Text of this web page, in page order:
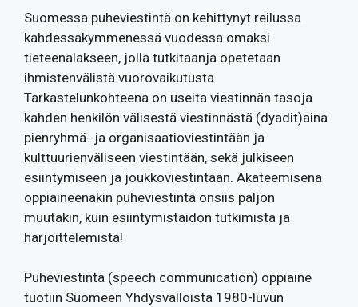
Suomessa puheviestintä on kehittynyt reilussa
kahdessakymmenessä vuodessa omaksi
tieteenalakseen, jolla tutkitaanja opetetaan
ihmistenvälistä vuorovaikutusta.
Tarkastelunkohteena on useita viestinnän tasoja
kahden henkilön välisestä viestinnästä (dyadit)aina
pienryhmä- ja organisaatioviestintään ja
kulttuurienväliseen viestintään, sekä julkiseen
esiintymiseen ja joukkoviestintään. Akateemisena
oppiaineenakin puheviestintä onsiis paljon
muutakin, kuin esiintymistaidon tutkimista ja
harjoittelemista!
Puheviestintä (speech communication) oppiaine
tuotiin Suomeen Yhdysvalloista 1980-luvun